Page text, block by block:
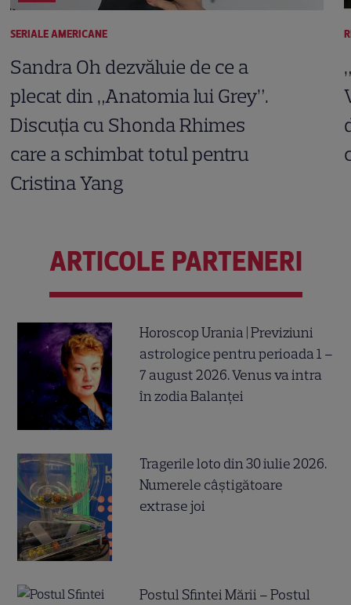
SERIALE AMERICANE
Sandra Oh dezvăluie de ce a
plecat din „Anatomia lui Grey”.
Discuția cu Shonda Rhimes
care a schimbat totul pentru
Cristina Yang
ARTICOLE PARTENERI
Horoscop Urania | Previziuni
astrologice pentru perioada 1 –
7 august 2026. Venus va intra
în zodia Balanței
Tragerile loto din 30 iulie 2026.
Numerele câştigătoare
extrase joi
Postul Sfintei Mării – Postul